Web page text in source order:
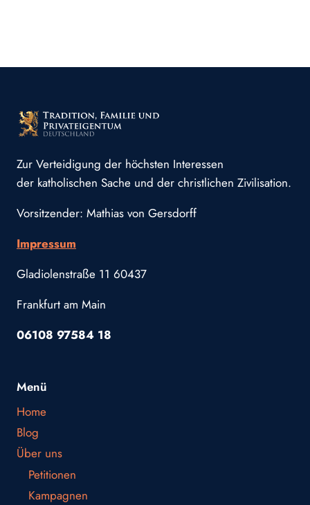
Zur Verteidigung der höchsten Interessen
der katholischen Sache und der christlichen Zivilisation.
Vorsitzender: Mathias von Gersdorff
Impressum
Gladiolenstraße 11 60437
Frankfurt am Main
06108 97584 18
Menü
Home
Blog
Über uns
Petitionen
Kampagnen